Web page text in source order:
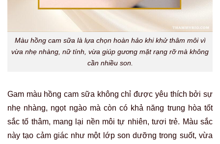
Màu hồng cam sữa là lựa chọn hoàn hảo khi khử thâm môi vì
vừa nhẹ nhàng, nữ tính, vừa giúp gương mặt rạng rỡ mà không
cần nhiều son.
Gam màu hồng cam sữa không chỉ được yêu thích bởi sự
nhẹ nhàng, ngọt ngào mà còn có khả năng trung hòa tốt
sắc tố thâm, mang lại nền môi tự nhiên, tươi trẻ. Màu sắc
này tạo cảm giác như một lớp son dưỡng trong suốt, vừa